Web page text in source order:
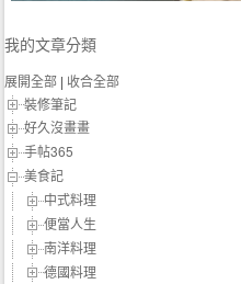
我的文章分類
展開全部 | 收合全部
裝修筆記
好久沒畫畫
手帖365
美食記
中式料理
便當人生
南洋料理
德國料理